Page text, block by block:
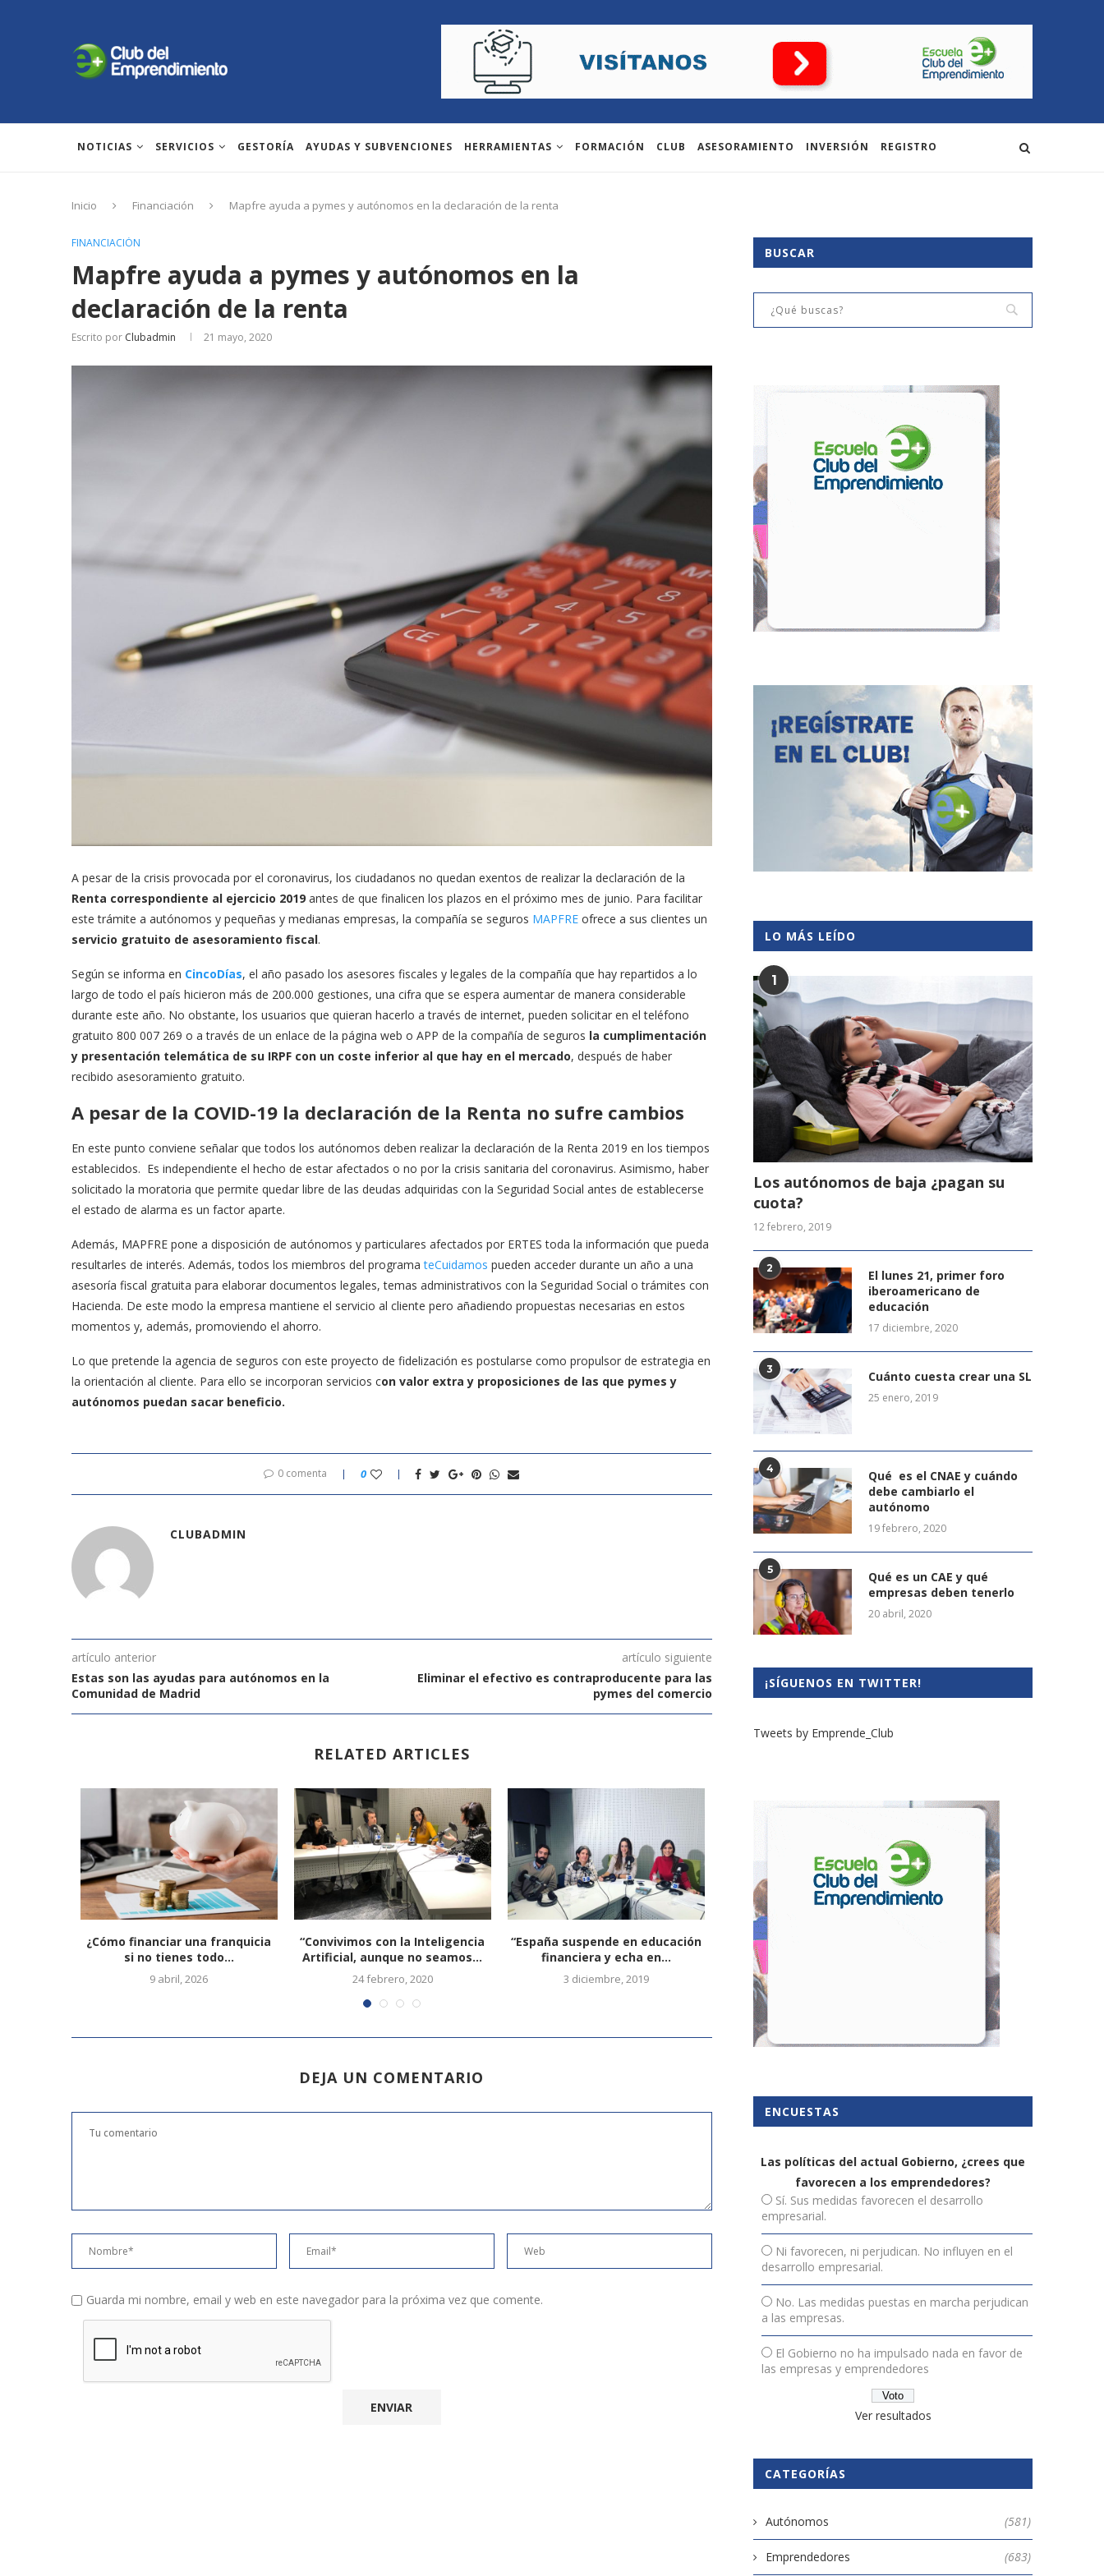
NOTICIAS SERVICIOS GESTORÍA AYUDAS Y SUBVENCIONES HERRAMIENTAS FORMACIÓN CLUB ASESORAMIENTO INVERSIÓN REGISTRO
Inicio Financiación Mapfre ayuda a pymes y autónomos en la declaración de la renta
FINANCIACIÓN
Mapfre ayuda a pymes y autónomos en la
declaración de la renta
Escrito por Clubadmin 21 mayo, 2020
A pesar de la crisis provocada por el coronavirus, los ciudadanos no quedan exentos de realizar la declaración de la
Renta correspondiente al ejercicio 2019 antes de que finalicen los plazos en el próximo mes de junio. Para facilitar
este trámite a autónomos y pequeñas y medianas empresas, la compañía se seguros MAPFRE ofrece a sus clientes un
servicio gratuito de asesoramiento fiscal.
Según se informa en CincoDías, el año pasado los asesores fiscales y legales de la compañía que hay repartidos a lo
largo de todo el país hicieron más de 200.000 gestiones, una cifra que se espera aumentar de manera considerable
durante este año. No obstante, los usuarios que quieran hacerlo a través de internet, pueden solicitar en el teléfono
gratuito 800 007 269 o a través de un enlace de la página web o APP de la compañía de seguros la cumplimentación
y presentación telemática de su IRPF con un coste inferior al que hay en el mercado, después de haber
recibido asesoramiento gratuito.
A pesar de la COVID-19 la declaración de la Renta no sufre cambios
En este punto conviene señalar que todos los autónomos deben realizar la declaración de la Renta 2019 en los tiempos
establecidos. Es independiente el hecho de estar afectados o no por la crisis sanitaria del coronavirus. Asimismo, haber
solicitado la moratoria que permite quedar libre de las deudas adquiridas con la Seguridad Social antes de establecerse
el estado de alarma es un factor aparte.
Además, MAPFRE pone a disposición de autónomos y particulares afectados por ERTES toda la información que pueda
resultarles de interés. Además, todos los miembros del programateCuidamos pueden acceder durante un año a una
asesoría fiscal gratuita para elaborar documentos legales, temas administrativos con la Seguridad Social o trámites con
Hacienda. De este modo la empresa mantiene el servicio al cliente pero añadiendo propuestas necesarias en estos
momentos y, además, promoviendo el ahorro.
Lo que pretende la agencia de seguros con este proyecto de fidelización es postularse como propulsor de estrategia en
la orientación al cliente. Para ello se incorporan servicios con valor extra y proposiciones de las que pymes y
autónomos puedan sacar beneficio.
0 comenta 0
CLUBADMIN
artículo anterior
Estas son las ayudas para autónomos en la
Comunidad de Madrid
artículo siguiente
Eliminar el efectivo es contraproducente para las
pymes del comercio
RELATED ARTICLES
¿Cómo financiar una franquicia
si no tienes todo...
9 abril, 2026
“Convivimos con la Inteligencia
Artificial, aunque no seamos...
24 febrero, 2020
“España suspende en educación
financiera y echa en...
3 diciembre, 2019
Las empresas debe aceptar
plazos de cobro superiores...
Casi todas las pymes
solicitan financiación
17 diciembre, 2018
DEJA UN COMENTARIO
Guarda mi nombre, email y web en este navegador para la próxima vez que comente.
BUSCAR
LO MÁS LEÍDO
1
Los autónomos de baja ¿pagan su
cuota?
12 febrero, 2019
2
El lunes 21, primer foro
iberoamericano de
educación
17 diciembre, 2020
3 Cuánto cuesta crear una SL
25 enero, 2019
4
Qué es el CNAE y cuándo
debe cambiarlo el
autónomo
19 febrero, 2020
5
Qué es un CAE y qué
empresas deben tenerlo
20 abril, 2020
¡SÍGUENOS EN TWITTER!
Tweets by Emprende_Club
ENCUESTAS
Las políticas del actual Gobierno, ¿crees que
favorecen a los emprendedores?
Sí. Sus medidas favorecen el desarrollo
empresarial.
Ni favorecen, ni perjudican. No influyen en el
desarrollo empresarial.
No. Las medidas puestas en marcha perjudican
a las empresas.
El Gobierno no ha impulsado nada en favor de
las empresas y emprendedores
Ver resultados
CATEGORÍAS
Autónomos (581)
Emprendedores (683)